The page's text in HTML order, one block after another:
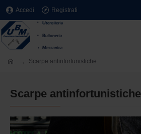
Accedi Registrati
Scarpe antinfortunistiche
Scarpe antinfortunistiche